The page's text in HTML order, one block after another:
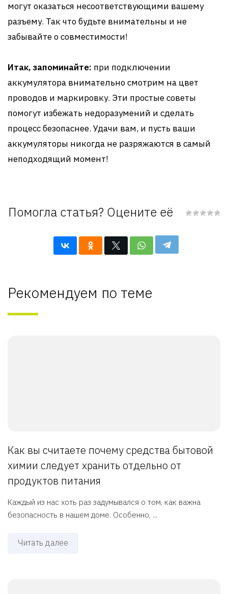
могут оказаться несоответствующими вашему
разъему. Так что будьте внимательны и не
забывайте о совместимости!
Итак, запоминайте: при подключении
аккумулятора внимательно смотрим на цвет
проводов и маркировку. Эти простые советы
помогут избежать недоразумений и сделать
процесс безопаснее. Удачи вам, и пусть ваши
аккумуляторы никогда не разряжаются в самый
неподходящий момент!
Помогла статья? Оцените её
Рекомендуем по теме
Как вы считаете почему средства бытовой
химии следует хранить отдельно от
продуктов питания
Каждый из нас хоть раз задумывался о том, как важна
безопасность в нашем доме. Особенно, ...
Читать далее